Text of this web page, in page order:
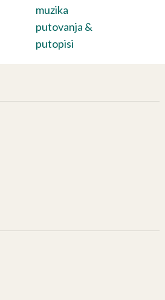
muzika
putovanja &
putopisi